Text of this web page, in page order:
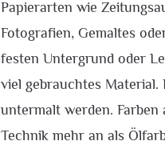
Papierarten wie
Fotografien, Gemaltes
festen Untergrund oder
viel gebrauchtes Material.
untermalt werden. Farben
Technik mehr an als